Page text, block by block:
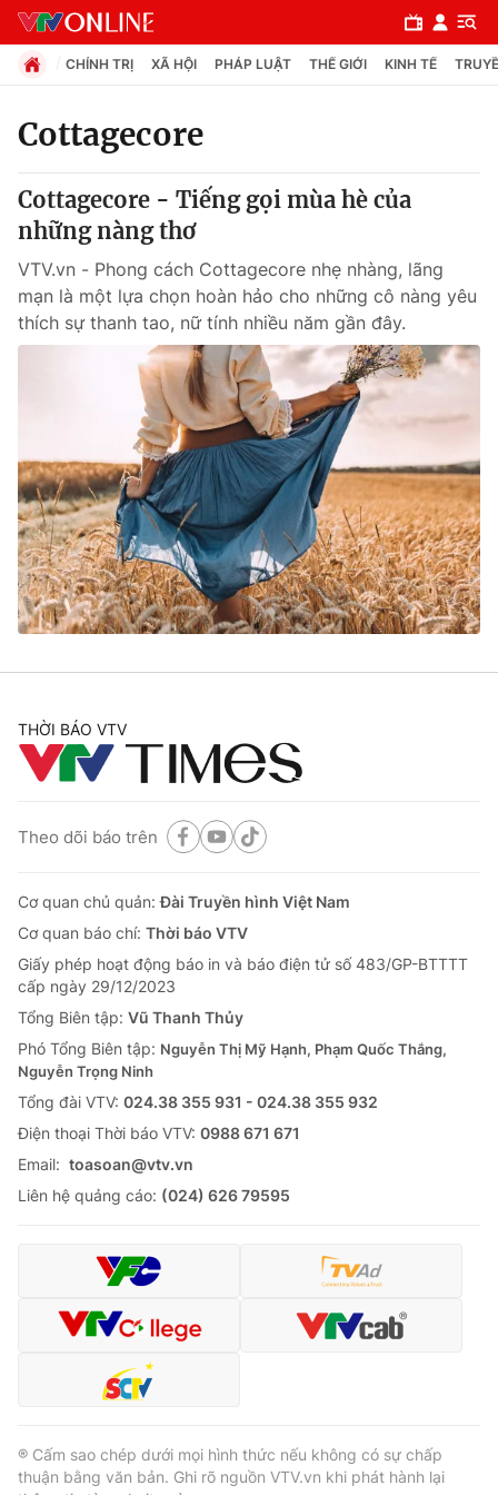
Chuyên mục
Chính trị
Xã hội
Pháp luật
Thế giới
Tin tức
Thế giới đó đây
Câu chuyện quốc tế
Kinh tế
Tài chính
Thị trường
Góc doanh nghiệp
Dữ liệu và đời sống
Truyền hình
Phim VTV
Hậu trường
Giải sao mai
Giải trí
Điện ảnh
Âm nhạc
Du lịch
Làm đẹp
Chất lượng cuộc sống
Tuyển sinh
Học trực tuyến
Công nghệ
Hitech Công nghệ tương lai
Sản phẩm
Thị trường
Tư vấn
Giao lưu trực tuyến
Lịch phát sóng
Chuyên mục khác
Emagazine Podcast
Video Shorts video
VTV Money
VTV Sức khoẻ Bất động sản
CHÍNH TRỊ XÃ HỘI PHÁP LUẬT THẾ GIỚI KINH TẾ
Cottagecore
Cottagecore - Tiếng gọi mùa hè của
những nàng thơ
VTV.vn - Phong cách Cottagecore nhẹ nhàng, lãng
mạn là một lựa chọn hoàn hảo cho những cô nàng yêu
thích sự thanh tao, nữ tính nhiều năm gần đây.
THỜI BÁO VTV
Theo dõi báo trên
Cơ quan chủ quản:Đài Truyền hình Việt Nam
Cơ quan báo chí: Thời báo VTV
Giấy phép hoạt động báo in và báo điện tử số 483/GP-BTTTT
cấp ngày 29/12/2023
Tổng Biên tập: Vũ Thanh Thủy
Phó Tổng Biên tập: Nguyễn Thị Mỹ Hạnh, Phạm Quốc Thắng,
Nguyễn Trọng Ninh
Tổng đài VTV: 024.38 355 931 - 024.38 355 932
Ðiện thoại Thời báo VTV: 0988 671 671
Email: toasoan@vtv.vn
Liên hệ quảng cáo: (024) 626 79595
® Cấm sao chép dưới mọi hình thức nếu không có sự chấp
thuận bằng văn bản. Ghi rõ nguồn VTV.vn khi phát hành lại